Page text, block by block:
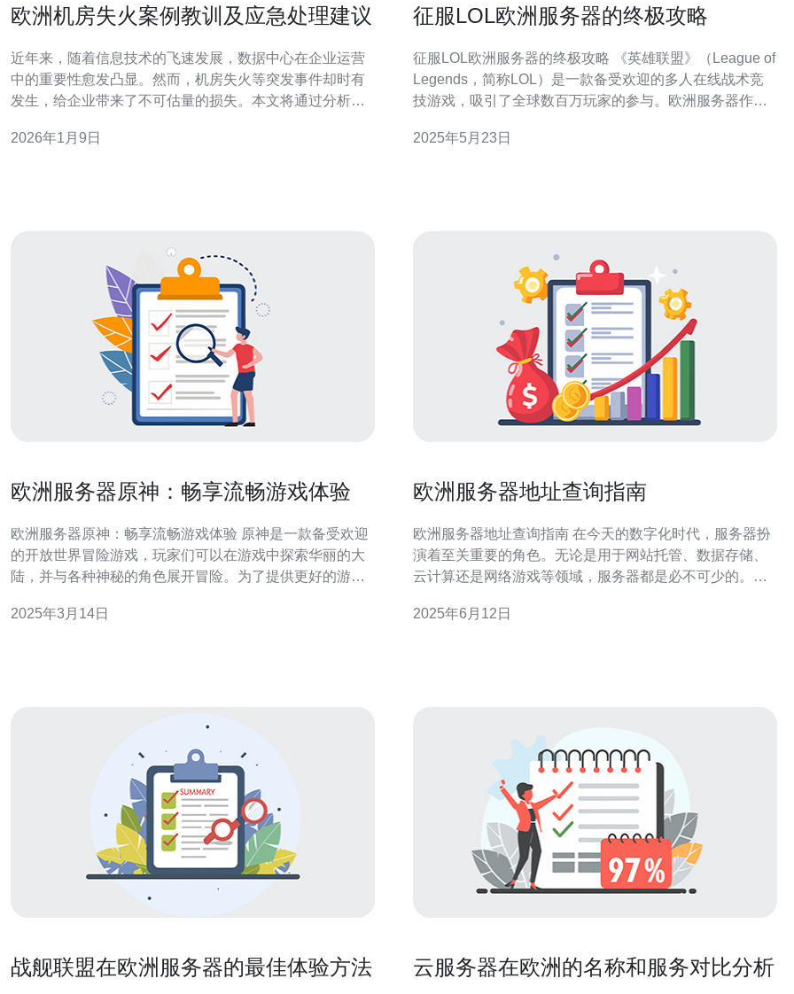
欧洲机房失火案例教训及应急处理建议
近年来，随着信息技术的飞速发展，数据中心在企业运营
中的重要性愈发凸显。然而，机房失火等突发事件却时有
发生，给企业带来了不可估量的损失。本文将通过分析欧
理建议，以帮助企业更好地应对类似风险。 在某次发生在
2026年1月9日
征服LOL欧洲服务器的终极攻略
征服LOL欧洲服务器的终极攻略 《英雄联盟》（League of
Legends，简称LOL）是一款备受欢迎的多人在线战术竞
技游戏，吸引了全球数百万玩家的参与。欧洲服务器作为
激烈的对抗和高水平的游戏。本文将为您提供征服LOL欧
2025年5月23日
欧洲服务器原神：畅享流畅游戏体验
欧洲服务器原神：畅享流畅游戏体验 原神是一款备受欢迎
的开放世界冒险游戏，玩家们可以在游戏中探索华丽的大
陆，并与各种神秘的角色展开冒险。为了提供更好的游戏
享流畅的游戏体验。 欧洲服务器为欧洲地区的玩家带来了
2025年3月14日
欧洲服务器地址查询指南
欧洲服务器地址查询指南 在今天的数字化时代，服务器扮
演着至关重要的角色。无论是用于网站托管、数据存储、
云计算还是网络游戏等领域，服务器都是必不可少的。本
找到合适的服务器地址。 在寻找欧洲服务器地址的过程
2025年6月12日
战舰联盟在欧洲服务器的最佳体验方法 云服务器在欧洲的名称和服务对比分析